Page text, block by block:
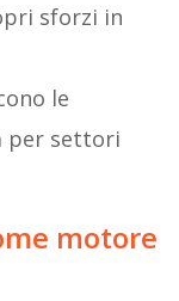
sforzi in
le
per settori
motore